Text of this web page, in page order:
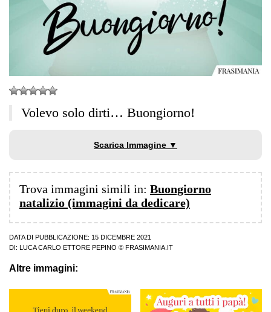
Volevo solo dirti… Buongiorno!
Scarica Immagine ▼
Trova immagini simili in: Buongiorno
natalizio (immagini da dedicare)
DATA DI PUBBLICAZIONE: 15 DICEMBRE 2021
DI:
LUCA CARLO ETTORE PEPINO © FRASIMANIA.IT
Altre immagini: